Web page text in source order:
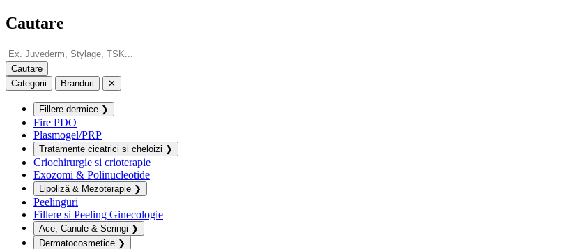
Cautare
Categorii Branduri ✕
Fillere dermice ❯
Fire PDO
Plasmogel/PRP
Tratamente cicatrici si cheloizi ❯
Criochirurgie si crioterapie
Exozomi & Polinucleotide
Lipoliză & Mezoterapie ❯
Peelinguri
Fillere si Peeling Ginecologie
Ace, Canule & Seringi ❯
Dermatocosmetice ❯